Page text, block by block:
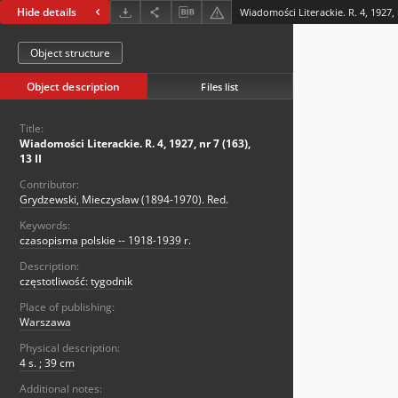
Hide details Wiadomości Literackie. R. 4, 1927,
Object structure
Object description Files list
Title:
Wiadomości Literackie. R. 4, 1927, nr 7 (163),
13 II
Contributor:
Grydzewski, Mieczysław (1894-1970). Red.
Keywords:
czasopisma polskie -- 1918-1939 r.
Description:
częstotliwość: tygodnik
Place of publishing:
Warszawa
Physical description:
4 s. ; 39 cm
Additional notes: